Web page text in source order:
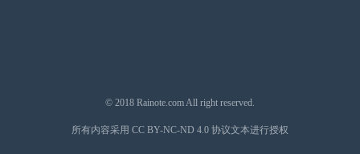
© 2018 Rainote.comAll right reserved.
所有内容采用 CC BY-NC-ND 4.0 协议文本进行授权